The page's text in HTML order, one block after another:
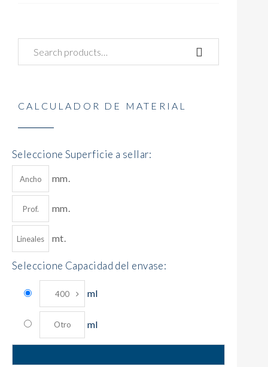
CALCULADOR DE MATERIAL
Seleccione Superficie a sellar:
mm.
mm.
mt.
Seleccione Capacidad del envase:
ml
ml